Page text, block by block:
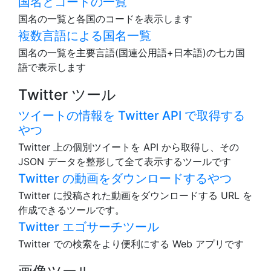
国名の一覧と各国のコードを表示します
複数言語による国名一覧
国名の一覧を主要言語(国連公用語+日本語)の七カ国
語で表示します
Twitter ツール
ツイートの情報を Twitter API で取得する
やつ
Twitter 上の個別ツイートを API から取得し、その
JSON データを整形して全て表示するツールです
Twitter の動画をダウンロードするやつ
Twitter に投稿された動画をダウンロードする URL を
作成できるツールです。
Twitter エゴサーチツール
Twitter での検索をより便利にする Web アプリです